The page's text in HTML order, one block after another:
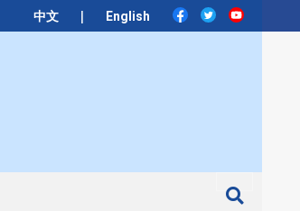
中文 | English